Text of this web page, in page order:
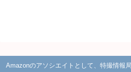
Amazonのアソシエイトとして、特撮情報